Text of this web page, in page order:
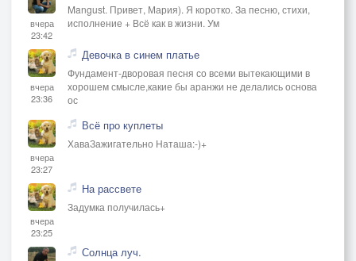
вчера
23:42
Mangust. Привет, Мария). Я коротко. За песню, стихи,
исполнение + Всё как в жизни. Ум
вчера
23:36
Девочка в синем платье
Фундамент-дворовая песня со всеми вытекающими в
хорошем смысле,какие бы аранжи не делались основа
ос
вчера
23:27
Всё про куплеты
ХаваЗажигательно Наташа:-)+
вчера
23:25
На рассвете
Задумка получилась+
Солнца луч.